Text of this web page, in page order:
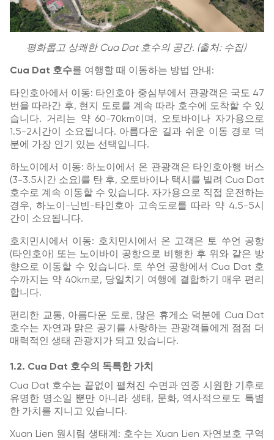
평화롭고 상쾌한 Cua Dat 호수의 공간. (출처: 수집)
Cua Dat 호수를 여행할 때 이동하는 방법 안내:
타인호아에서 이동: 타인호아 중심부에서 관광객은 국도 47
번을 따라간 후, 현지 도로를 계속 따라 호수에 도착할 수 있
습니다. 거리는 약 60-70km이며, 오토바이나 자가용으로
1.5-2시간이 소요됩니다. 아름다운 길과 쉬운 이동 경로 덕
분에 가장 인기 있는 선택입니다.
하노이에서 이동: 하노이에서 온 관광객은 타인호아행 버스
(3-3.5시간 소요)를 탄 후, 오토바이나 택시를 빌려 Cua Dat
호수로 계속 이동할 수 있습니다. 자가용으로 직접 운전하는
경우, 하노이-닌빈-타인호아 고속도로를 따라 약 4.5-5시
간이 소요됩니다.
호치민시에서 이동: 호치민시에서 온 고객은 토 쑤언 공항
(타인호아) 또는 노이바이 공항으로 비행한 후 위와 같은 방
향으로 이동할 수 있습니다. 토 쑤언 공항에서 Cua Dat 호
수까지는 약 40km로, 당일치기 여행에 결합하기 매우 편리
합니다.
편리한 교통, 아름다운 도로, 많은 휴게소 덕분에 Cua Dat
호수는 자연과 맑은 공기를 사랑하는 관광객들에게 점점 더
매력적인 생태 관광지가 되고 있습니다.
1.2. Cua Dat 호수의 독특한 가치
Cua Dat 호수는 끝없이 펼쳐진 수면과 연중 시원한 기후로
유명한 명소일 뿐만 아니라 생태, 문화, 역사적으로도 특별
한 가치를 지니고 있습니다.
Xuan Lien 원시림 생태계: 호수는 Xuan Lien 자연보호 구역